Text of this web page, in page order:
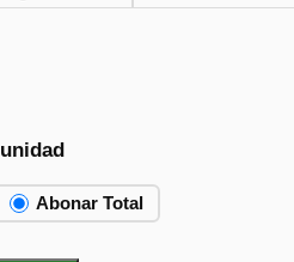
Abonar Total